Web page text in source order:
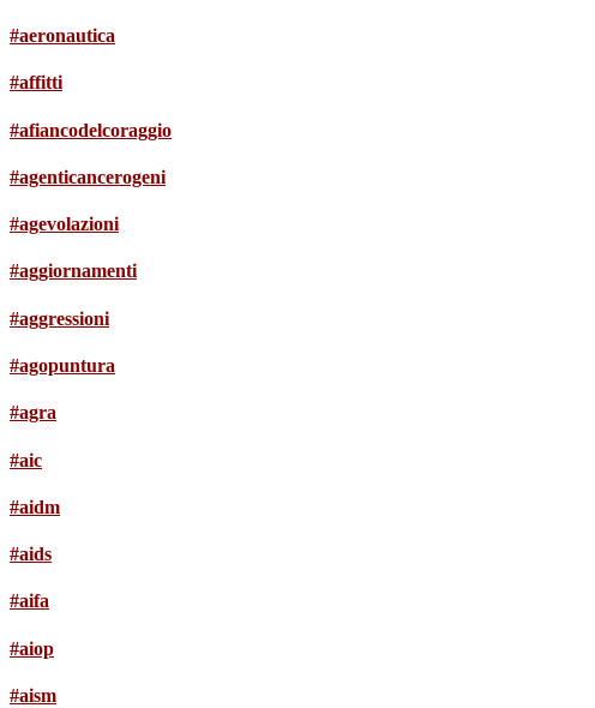
#aeronautica
#affitti
#afiancodelcoraggio
#agenticancerogeni
#agevolazioni
#aggiornamenti
#aggressioni
#agopuntura
#agra
#aic
#aidm
#aids
#aifa
#aiop
#aism